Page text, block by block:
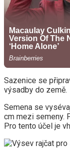
Sazenice se
výsadby do země.
Semena se
cm mezi semeny.
Pro tento účel je